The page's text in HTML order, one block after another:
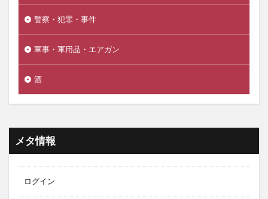
警察・犯罪・事件
軍事・軍用品・エアガン
酒
メタ情報
ログイン